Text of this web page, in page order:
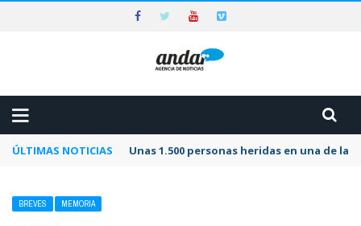
ÚLTIMAS NOTICIAS Unas 1.500 personas heridas en una de
BREVES MEMORIA